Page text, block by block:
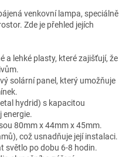
venkovní lampa, speciálně
Zde je přehled jejích
a lehké plasty, které zajišťují, že
solární panel, který umožňuje
hydrid) s kapacitou
energie.
80mm x 44mm x 45mm.
což usnadňuje její instalaci.
světlo po dobu 6-8 hodin.